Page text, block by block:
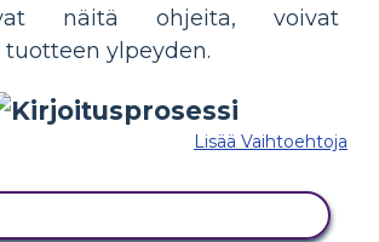
näitä ohjeita, voivat
ylpeyden.
Lisää Vaihtoehtoja